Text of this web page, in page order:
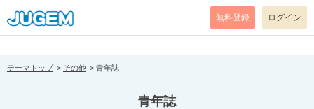
[pear_error: message="Success" code=0 mode=return level=notice
prefix="" info=""]
無料登録 ログイン
テーマトップ その他 青年誌
青年誌